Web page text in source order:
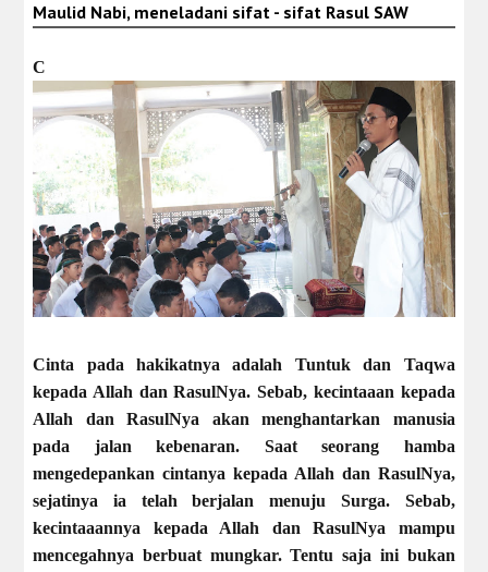
Maulid Nabi, meneladani sifat - sifat Rasul SAW
C
Cinta pada hakikatnya adalah Tuntuk dan Taqwa
kepada Allah dan RasulNya. Sebab, kecintaaan kepada
Allah dan RasulNya akan menghantarkan manusia
pada jalan kebenaran. Saat seorang hamba
mengedepankan cintanya kepada Allah dan RasulNya,
sejatinya ia telah berjalan menuju Surga. Sebab,
kecintaaannya kepada Allah dan RasulNya mampu
mencegahnya berbuat mungkar. Tentu saja ini bukan